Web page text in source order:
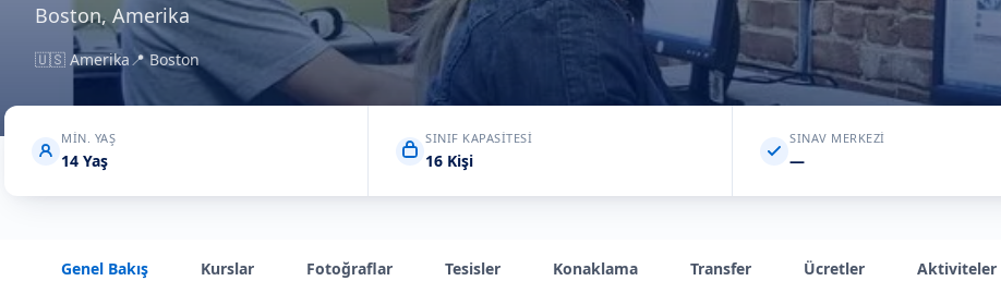
Boston, Amerika
🇺🇸 Amerika📍Boston
MIN. YAŞ
14 Yaş
SINIF KAPASITESI
16 Kişi
SINAV MERKEZI
—
Genel Bakış Kurslar Fotoğraflar Tesisler Konaklama Transfer Ücretler Aktiviteler